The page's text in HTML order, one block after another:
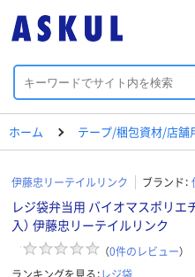
ホーム テープ/梱包資材/店舗
伊藤忠リーテイルリンク ブランド：
レジ袋弁当用 バイオマスポリエ
入） 伊藤忠リーテイルリンク
（0件のレビュー）
ランキングを見る：レジ袋